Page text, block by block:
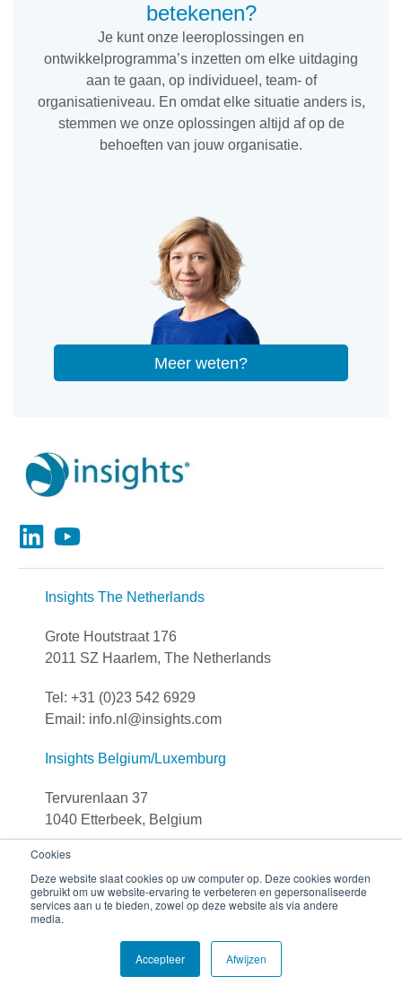
Cookies
Deze website slaat cookies op uw computer op. Deze cookies worden
gebruikt om uw website-ervaring te verbeteren en gepersonaliseerde
services aan u te bieden, zowel op deze website als via andere
media.
Accepteer Afwijzen
betekenen?
Je kunt onze leeroplossingen en
ontwikkelprogramma’s inzetten om elke uitdaging
aan te gaan, op individueel, team- of
organisatieniveau. En omdat elke situatie anders is,
stemmen we onze oplossingen altijd af op de
behoeften van jouw organisatie.
Meer weten?
Insights The Netherlands
Grote Houtstraat 176
2011 SZ Haarlem, The Netherlands
Tel: +31 (0)23 542 6929
Email: info.nl@insights.com
Insights Belgium/Luxemburg
Tervurenlaan 37
1040 Etterbeek, Belgium
Tel: +32 (0)251 306 90
E-mail: info.be@insights.com
Privacy Disclaimer